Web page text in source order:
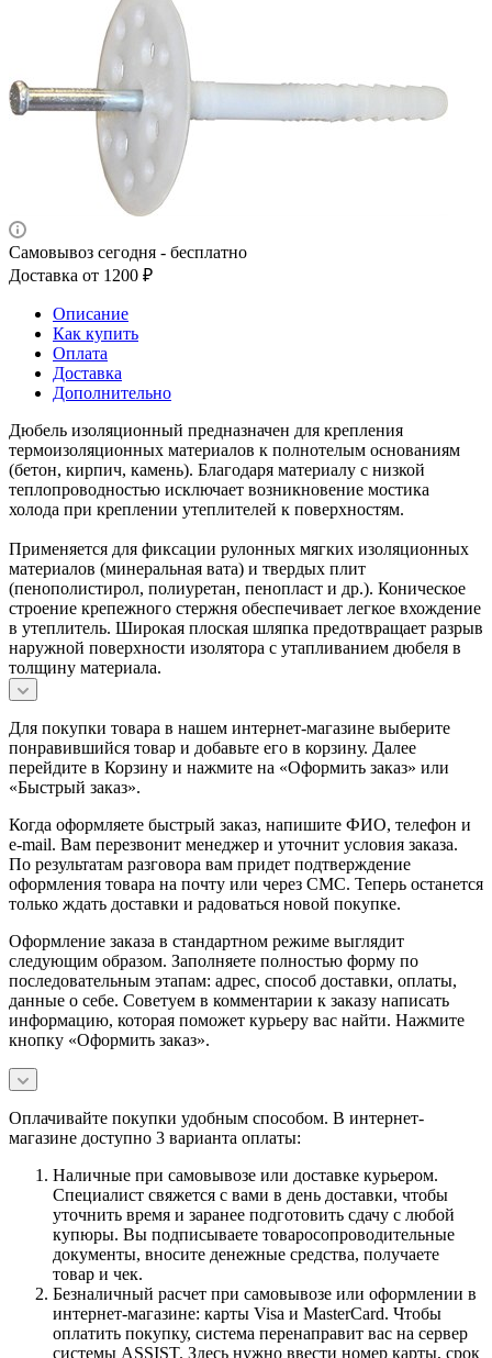
Самовывоз сегодня - бесплатно
Доставка от 1200 ₽
Описание
Как купить
Оплата
Доставка
Дополнительно
Дюбель изоляционный предназначен для крепления
термоизоляционных материалов к полнотелым основаниям
(бетон, кирпич, камень). Благодаря материалу с низкой
теплопроводностью исключает возникновение мостика
холода при креплении утеплителей к поверхностям.
Применяется для фиксации рулонных мягких изоляционных
материалов (минеральная вата) и твердых плит
(пенополистирол, полиуретан, пенопласт и др.). Коническое
строение крепежного стержня обеспечивает легкое вхождение
в утеплитель. Широкая плоская шляпка предотвращает разрыв
наружной поверхности изолятора с утапливанием дюбеля в
толщину материала.
Для покупки товара в нашем интернет-магазине выберите
понравившийся товар и добавьте его в корзину. Далее
перейдите в Корзину и нажмите на «Оформить заказ» или
«Быстрый заказ».
Когда оформляете быстрый заказ, напишите ФИО, телефон и
e-mail. Вам перезвонит менеджер и уточнит условия заказа.
По результатам разговора вам придет подтверждение
оформления товара на почту или через СМС. Теперь останется
только ждать доставки и радоваться новой покупке.
Оформление заказа в стандартном режиме выглядит
следующим образом. Заполняете полностью форму по
последовательным этапам: адрес, способ доставки, оплаты,
данные о себе. Советуем в комментарии к заказу написать
информацию, которая поможет курьеру вас найти. Нажмите
кнопку «Оформить заказ».
Оплачивайте покупки удобным способом. В интернет-
магазине доступно 3 варианта оплаты:
Наличные при самовывозе или доставке курьером.
Специалист свяжется с вами в день доставки, чтобы
уточнить время и заранее подготовить сдачу с любой
купюры. Вы подписываете товаросопроводительные
документы, вносите денежные средства, получаете
товар и чек.
Безналичный расчет при самовывозе или оформлении в
интернет-магазине: карты Visa и MasterCard. Чтобы
оплатить покупку, система перенаправит вас на сервер
системы ASSIST. Здесь нужно ввести номер карты, срок